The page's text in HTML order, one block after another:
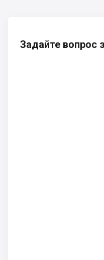
Задайте вопрос